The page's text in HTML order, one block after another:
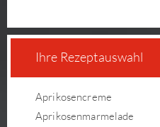
Ihre Rezeptauswahl
Aprikosencreme
Aprikosenmarmelade